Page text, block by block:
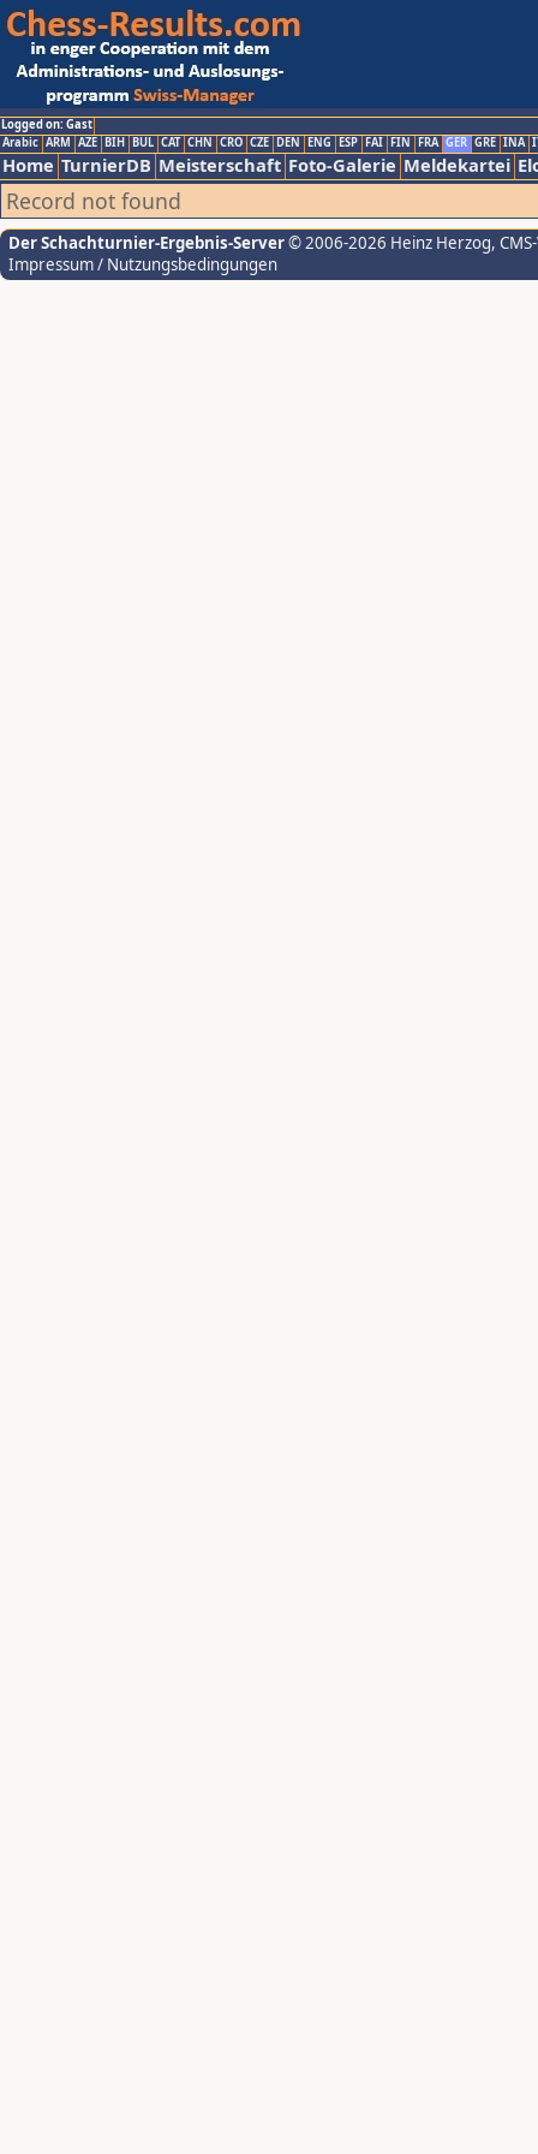
Logged on: Gast
Arabic ARM AZE BIH BUL CAT CHN CRO CZE DEN ENG ESP FAI FIN FRA GER GRE INA
Home TurnierDB Meisterschaft Foto-Galerie Meldekartei
Record not found
Der Schachturnier-Ergebnis-Server© 2006-2026 Heinz Herzog,
Impressum / Nutzungsbedingungen